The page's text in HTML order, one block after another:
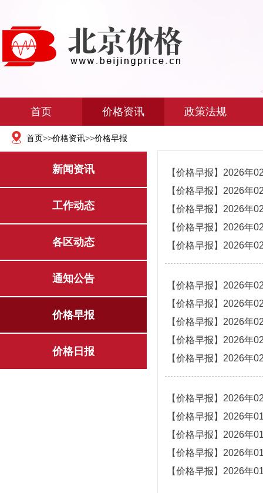
首页 价格资讯 政策法规
首页>>价格资讯>>价格早报
新闻资讯
工作动态
各区动态
通知公告
价格早报
价格日报
【价格早报】2026年
【价格早报】2026年
【价格早报】2026年
【价格早报】2026年
【价格早报】2026年
【价格早报】2026年
【价格早报】2026年
【价格早报】2026年
【价格早报】2026年
【价格早报】2026年
【价格早报】2026年
【价格早报】2026年
【价格早报】2026年
【价格早报】2026年
【价格早报】2026年